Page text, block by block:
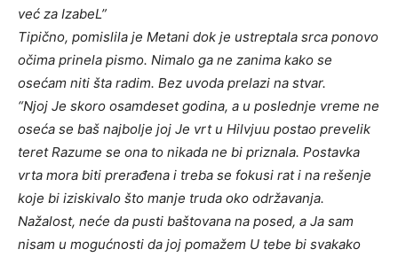
već za IzabeL”
Tipično, pomislila je Metani dok je ustreptala srca ponovo
očima prinela pismo. Nimalo ga ne zanima kako se
osećam niti šta radim. Bez uvoda prelazi na stvar.
“Njoj Je skoro osamdeset godina, a u poslednje vreme ne
oseća se baš najbolje joj Je vrt u Hilvjuu postao prevelik
teret Razume se ona to nikada ne bi priznala. Postavka
vrta mora biti prerađena i treba se fokusi rat i na rešenje
koje bi iziskivalo što manje truda oko održavanja.
Nažalost, neće da pusti baštovana na posed, a Ja sam
nisam u mogućnosti da joj pomažem U tebe bi svakako